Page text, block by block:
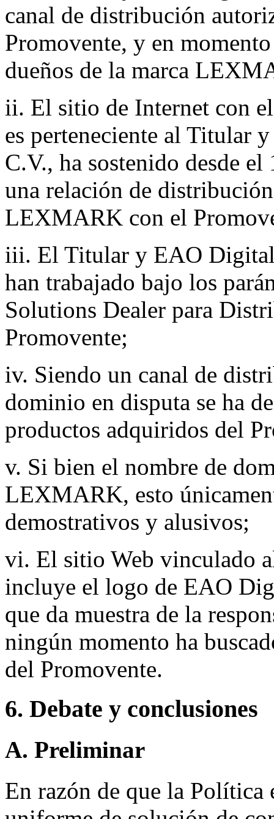
canal de distribución
Promovente, y en
dueños de la marca
ii. El sitio de Internet con
es perteneciente al Titular
C.V., ha sostenido desde
una relación de
LEXMARK con el
iii. El Titular y EAO
han trabajado bajo los
Solutions Dealer para
Promovente;
iv. Siendo un canal de
dominio en disputa se ha
productos adquiridos del
v. Si bien el nombre de
LEXMARK, esto
demostrativos y alusivos;
vi. El sitio Web vinculado
incluye el logo de EAO
que da muestra de la
ningún momento ha
del Promovente.
6. Debate y conclusiones
A. Preliminar
En razón de que la Política